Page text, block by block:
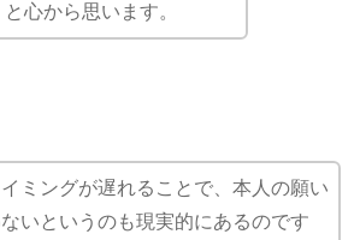
心から思います。
ミングが遅れることで、本人の願い
いというのも現実的にあるのです